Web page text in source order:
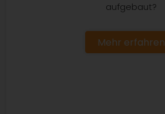
aufgebaut?
Mehr erfahren